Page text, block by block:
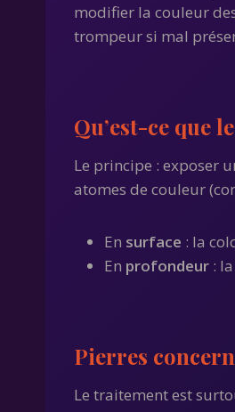
modifier la couleur
trompeur si mal
Qu’est-ce que
Le principe : exposer
atomes de couleur
En surface : la
En profondeur :
Pierres
Le traitement est